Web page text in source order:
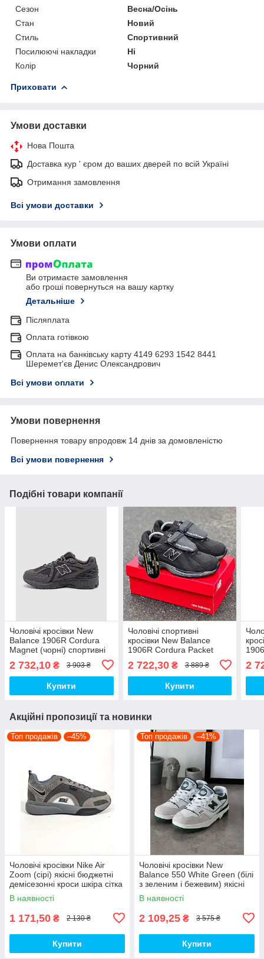
Сезон
Весна/Осінь
Стан
Новий
Стиль
Спортивний
Посилюючі накладки
Ні
Колір
Чорний
Приховати
Умови доставки
Нова Пошта
Доставка кур ' єром до ваших дверей по всій Україні
Отримання замовлення
Всі умови доставки
Умови оплати
Ви отримаєте замовлення
або гроші повернуться на вашу картку
Детальніше
Післяплата
Оплата готівкою
Оплата на банківську карту 4149 6293 1542 8441
Шеремет'єв Денис Олександрович
Всі умови оплати
Умови повернення
Повернення товару впродовж 14 днів за домовленістю
Всі умови повернення
Подібні товари компанії
Чоловічі кросівки New
Balance 1906R Cordura
Magnet (чорні) спортивні
кроси 03086 Нью Беленс
top
2 732,10 ₴ 3 903 ₴
Купити
Чоловічі спортивні
кросівки New Balance
1906R Cordura Packet
Black (чорні) повсякденні
осінні 1055 НБ топ
2 722,30₴ 3 889 ₴
Купити
2
Акційні пропозиції та новинки
Топ продажів –45%
Чоловічі кросівки Nike Air
Zoom (сірі) якісні бюджетні
демісезонні кроси шкіра сітка
D426 топ
В наявності
1 171,50 ₴ 2 130 ₴
Купити
Топ продажів –41%
Чоловічі кросівки New
Balance 550 White Green (білі
з зеленим і бежевим) якісні
модні кроси NB020 топ
В наявності
2 109,25 ₴ 3 575 ₴
Купити